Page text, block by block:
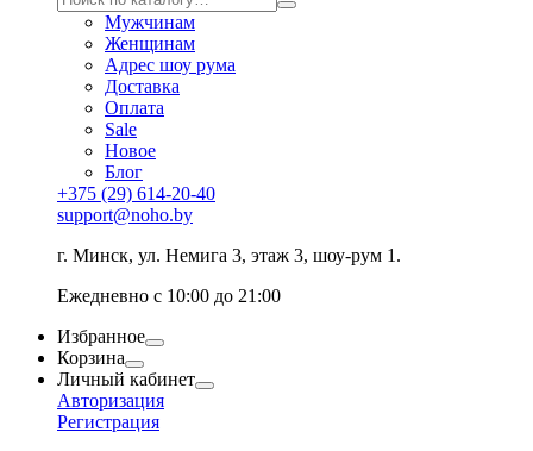
Мужчинам
Женщинам
Адрес шоу рума
Доставка
Оплата
Sale
Новое
Блог
+375 (29) 614-20-40
support@noho.by
г. Минск, ул. Немига 3, этаж 3, шоу-рум 1.
Ежедневно с 10:00 до 21:00
Избранное
Корзина
Личный кабинет
Авторизация
Регистрация